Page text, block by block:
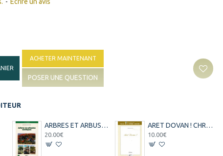
ACHETER MAINTENANT
POSER UNE QUESTION
ARBRES ET ARBUSTES EXOTIQUES
20.00€
ARET DOVAN ! CHRISTIAN SERVINA - 2004
10.00€